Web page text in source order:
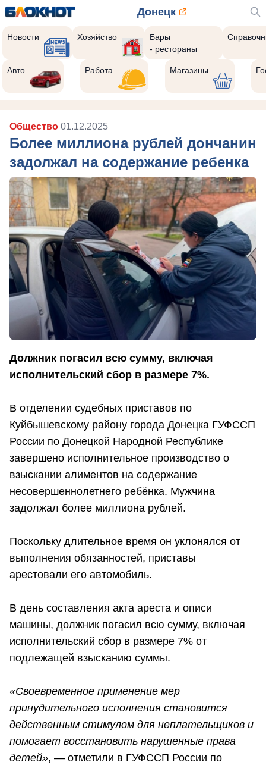
Донецк
Новости Хозяйство
Бары
- рестораны
Авто Работа Магазины
Общество 01.12.2025
Более миллиона рублей дончанин
задолжал на содержание ребенка
Должник погасил всю сумму, включая
исполнительский сбор в размере 7%.
В отделении судебных приставов по
Куйбышевскому району города Донецка ГУФССП
России по Донецкой Народной Республике
завершено исполнительное производство о
взыскании алиментов на содержание
несовершеннолетнего ребёнка. Мужчина
задолжал более миллиона рублей.
Поскольку длительное время он уклонялся от
выполнения обязанностей, приставы
арестовали его автомобиль.
В день составления акта ареста и описи
машины, должник погасил всю сумму, включая
исполнительский сбор в размере 7% от
подлежащей взысканию суммы.
«Своевременное применение мер
принудительного исполнения становится
действенным стимулом для неплательщиков и
помогает восстановить нарушенные права
детей», — отметили в ГУФССП России по